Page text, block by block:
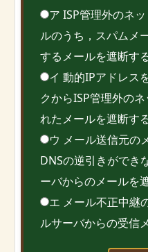
ア ISP管理外のネ
ルのうち，スパムメ
するメールを遮断する
イ 動的IPアドレス
クからISP管理外の
れたメールを遮断する
ウ メール送信元の
DNSの逆引きができ
ーバからのメールを
エ メール不正中継
ルサーバからの受信